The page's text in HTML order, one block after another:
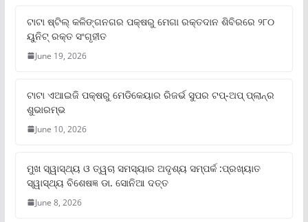
ଟାଟା ଷ୍ଟିଲ୍‌ କଳିଙ୍ଗନଗର ପକ୍ଷରୁ ମେଗା ରକ୍ତଦାନ ଶିବିରରେ ୨୮୦
ୟୁନିଟ୍‌ ରକ୍ତ ସଂଗୃହୀତ
June 19, 2026
ଟାଟା ଏଆଇଜି ପକ୍ଷରୁ ମେଡିକେୟାର ରିଜର୍ଭ ସୁପର ଟପ୍‌-ଅପ୍ ପ୍ଲାନ୍‌ର
ଶୁଭାରମ୍ଭ
June 10, 2026
ମୁଖ ସ୍ୱାସ୍ଥ୍ୟ ଓ ତ୍ୱଚା ସମସ୍ୟାର ଅଦୃଶ୍ୟ ସମ୍ପର୍କ :ପ୍ରଖ୍ୟାତ
ସ୍ୱାସ୍ଥ୍ୟ ବିଶେଷଜ୍ଞ ଡା. ସୋନିଆ ଦତ୍ତ
June 8, 2026